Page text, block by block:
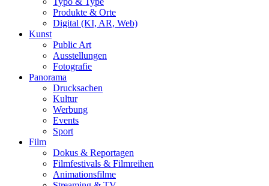
Produkte & Orte
Digital (KI, AR, Web)
Kunst
Public Art
Ausstellungen
Fotografie
Panorama
Drucksachen
Kultur
Werbung
Events
Sport
Film
Dokus & Reportagen
Filmfestivals & Filmreihen
Animationsfilme